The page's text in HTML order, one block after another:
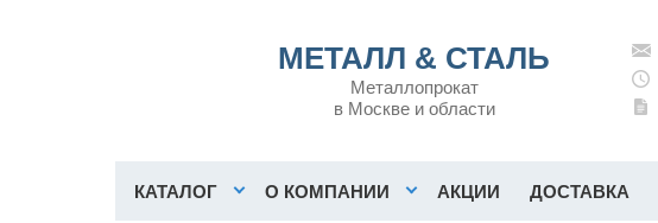
МЕТАЛЛ & СТАЛЬ
Металлопрокат
в Москве и области
КАТАЛОГ О КОМПАНИИ АКЦИИ ДОСТАВКА